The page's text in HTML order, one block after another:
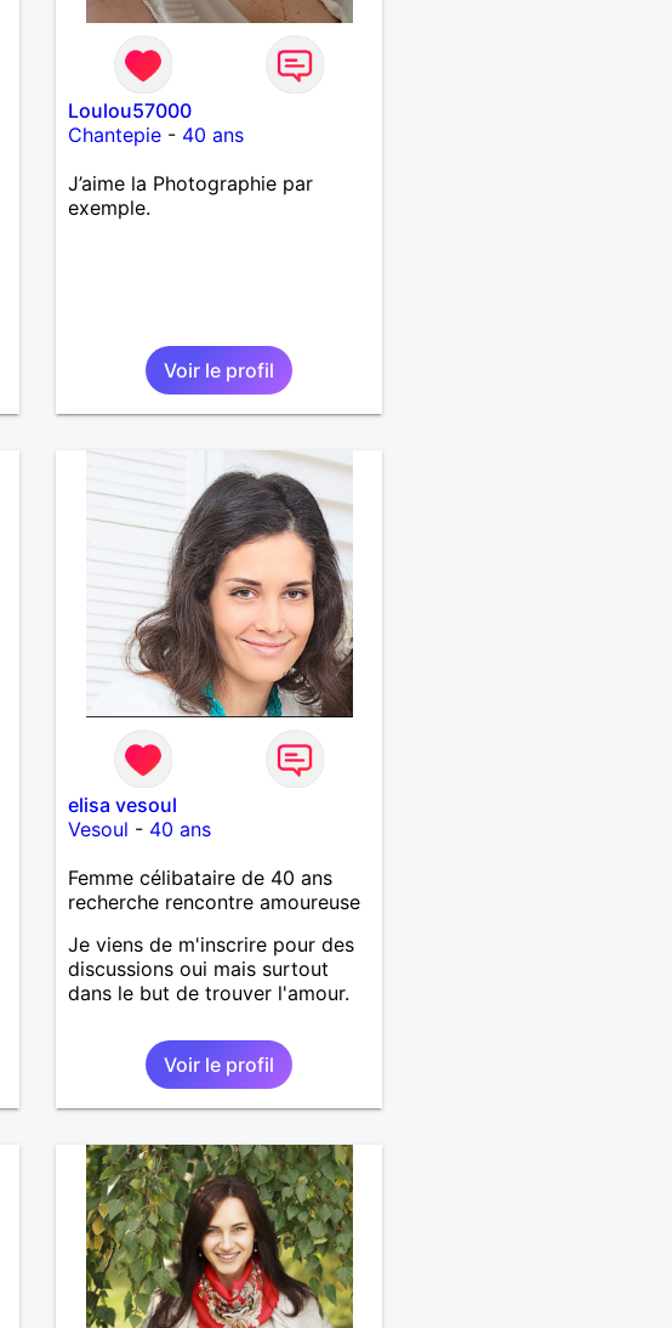
Loulou57000
Chantepie - 40 ans
J’aime la Photographie par
exemple.
Voir le profil
elisa vesoul
Vesoul - 40 ans
Femme célibataire de 40 ans
recherche rencontre amoureuse
Je viens de m'inscrire pour des
discussions oui mais surtout
dans le but de trouver l'amour.
Voir le profil